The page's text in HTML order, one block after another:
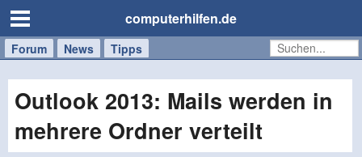
computerhilfen.de
Forum News Tipps
Handy
Tablet
Windows
Mac
Outlook 2013: Mails werden in
mehrere Ordner verteilt